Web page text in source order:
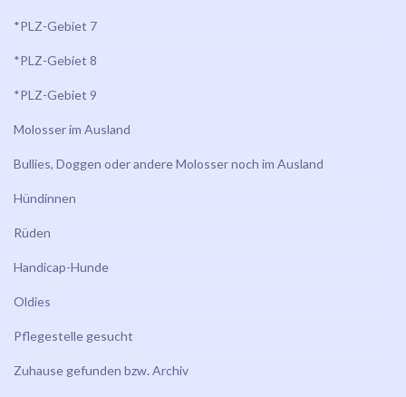
*PLZ-Gebiet 7
*PLZ-Gebiet 8
*PLZ-Gebiet 9
Molosser im Ausland
Bullies, Doggen oder andere Molosser noch im Ausland
Hündinnen
Rüden
Handicap-Hunde
Oldies
Pflegestelle gesucht
Zuhause gefunden bzw. Archiv